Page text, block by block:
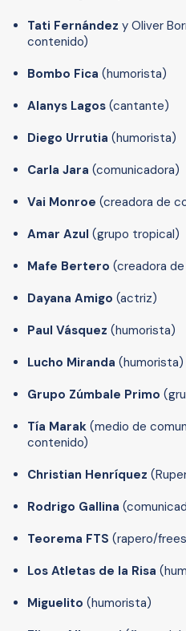
Tati Fernández y Oliver
contenido)
Bombo Fica (humorista)
Alanys Lagos (cantante)
Diego Urrutia (humorista)
Carla Jara (comunicadora)
Vai Monroe (creadora de
Amar Azul (grupo tropical)
Mafe Bertero (creadora
Dayana Amigo (actriz)
Paul Vásquez (humorista)
Lucho Miranda (humorista)
Grupo Zúmbale Primo
Tía Marak (medio de
contenido)
Christian Henríquez
Rodrigo Gallina
Teorema FTS (rapero/
Los Atletas de la Risa
Miguelito (humorista)